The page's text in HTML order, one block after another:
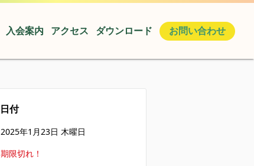
入会案内 アクセス ダウンロード お問い合わせ
日付
2025年1月23日 木曜日
期限切れ！